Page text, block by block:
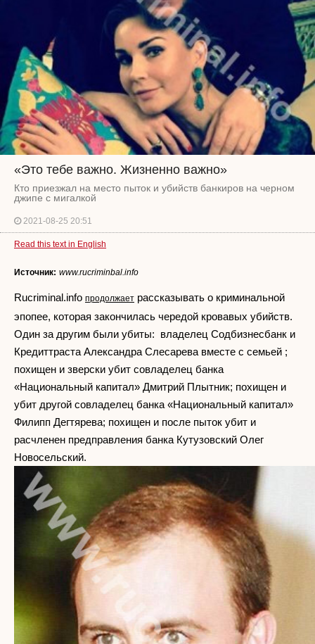
«Это тебе важно. Жизненно важно»
Кто приезжал на место пыток и убийств банкиров на черном
джипе с мигалкой
2021-08-25 20:51
Read this text in English
Источник: www.rucriminbal.info
Rucriminal.info продолжает рассказывать о криминальной
эпопее, которая закончилась чередой кровавых убийств.
Один за другим были убиты: владелец Содбизнесбанк и
Кредиттраста Александра Слесарева вместе с семьей ;
похищен и зверски убит совладелец банка
«Национальный капитал» Дмитрий Плытник; похищен и
убит другой совладелец банка «Национальный капитал»
Филипп Дегтярева; похищен и после пыток убит и
расчленен предправления банка Кутузовский Олег
Новосельский.